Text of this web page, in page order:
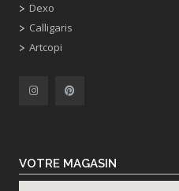
Dexo
Calligaris
Artcopi
VOTRE MAGASIN